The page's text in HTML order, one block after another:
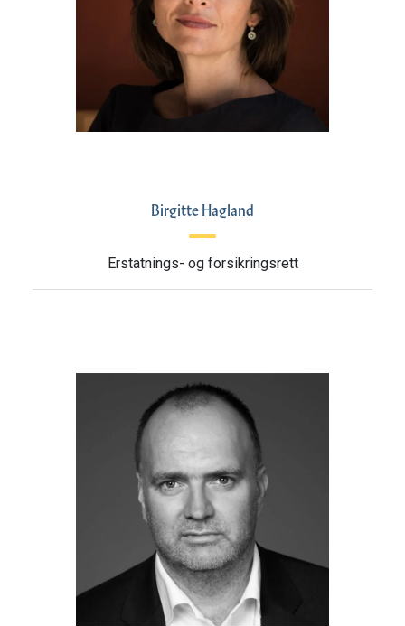
Birgitte Hagland
Erstatnings- og forsikringsrett